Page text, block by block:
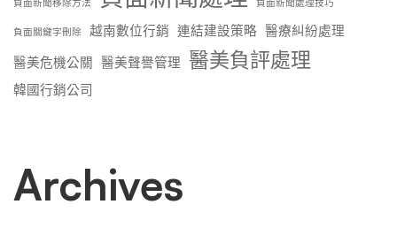
負面新聞移除方法 負面新聞處理技巧
負面關鍵字刪除 越南數位行銷 連結建設策略 醫療糾紛處理
醫美危機公關 醫美聲譽管理 醫美負評處理
韓國行銷公司
Archives